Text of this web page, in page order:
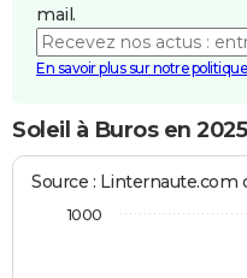
mail.
En savoir plus sur notre
Soleil à Buros en 2025
Source : Linternaute.com
1000